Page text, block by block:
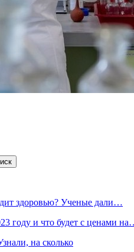
здоровью? Ученые дали…
году и что будет с ценами
на сколько